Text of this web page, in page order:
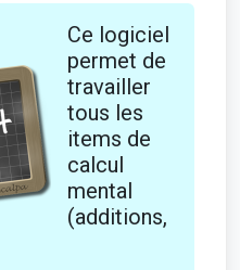
Ce logiciel
permet de
travailler
tous les
items de
calcul
mental
(additions,